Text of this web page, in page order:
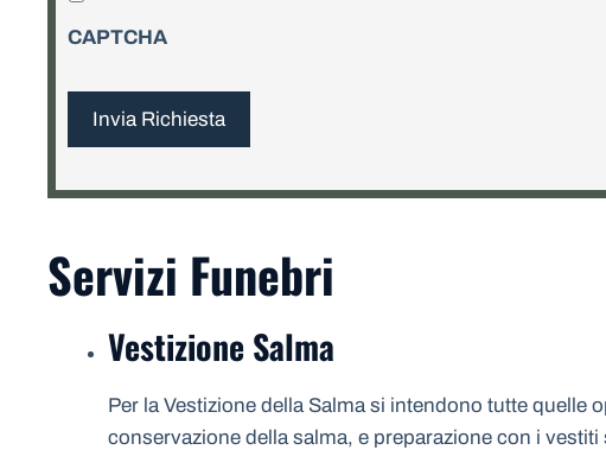
i
a
y
CAPTCHA
Servizi Funebri
Vestizione Salma
Per la Vestizione della Salma si intendono tutte quelle
conservazione della salma, e preparazione con i